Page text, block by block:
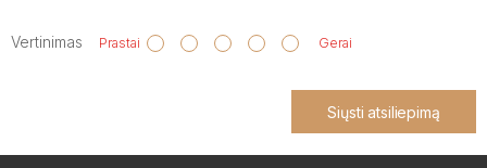
Vertinimas Prastai Gerai
Siųsti atsiliepimą